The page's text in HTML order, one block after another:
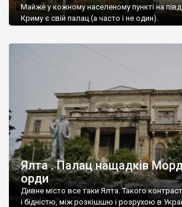
Майже у кожному населеному пункті на
Криму є свій палац (а часто і не один).
Ялта . Палац нащадків
орди
Дивне місто все таки Ялта. Такого
і бідністю, між розкішшю і розрухою в